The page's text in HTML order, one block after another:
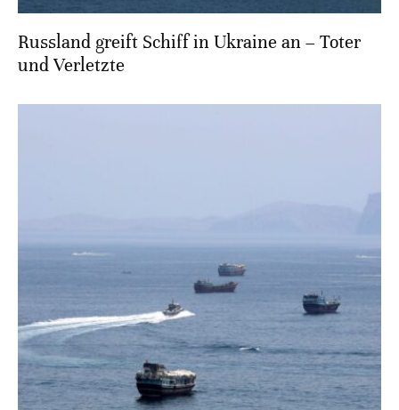
Russland greift Schiff in Ukraine an – Toter
und Verletzte